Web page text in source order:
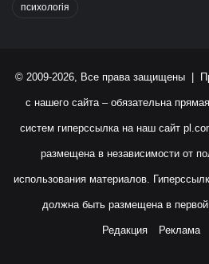
психологія
© 2009-2026, Все права защищены |
с нашего сайта – обязательна
систем гиперссылка на наш сайт
размещена в независимости от
использования материалов.
должна быть размещена в
Редакция Реклама